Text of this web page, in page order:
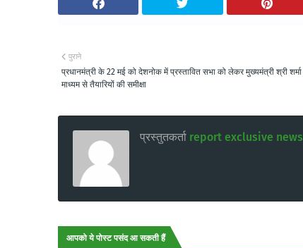
पुराने
प्रधानमंत्री के 22 मई को देशनोक में प्रस्तावित सभा को लेकर मुख्यमंत्री श्री
माध्यम से तैयारियों की समीक्षा
प्रस्तुतकर्ता report exclusive news
आपको ये पोस्ट पसंद आ सकती हैं